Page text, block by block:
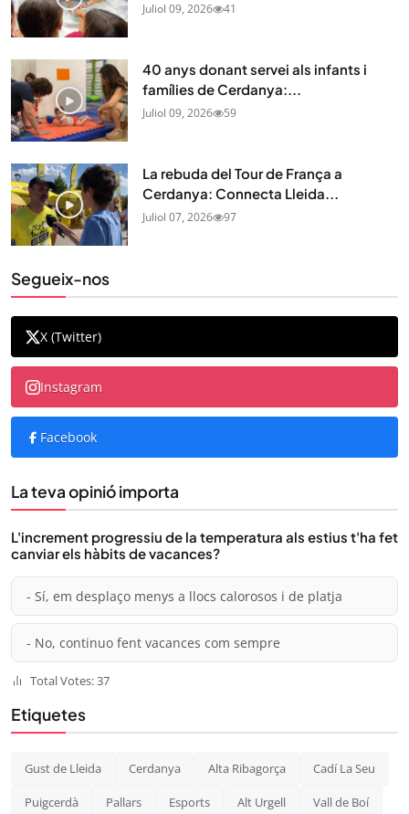
Juliol 09, 2026 41
40 anys donant servei als infants i
famílies de Cerdanya:...
Juliol 09, 2026 59
La rebuda del Tour de França a
Cerdanya: Connecta Lleida...
Juliol 07, 2026 97
Segueix-nos
X (Twitter)
Instagram
Facebook
La teva opinió importa
L'increment progressiu de la temperatura als estius t'ha fet
canviar els hàbits de vacances?
- Sí, em desplaço menys a llocs calorosos i de platja
- No, continuo fent vacances com sempre
Total Votes: 37
Etiquetes
Gust de Lleida Cerdanya Alta Ribagorça Cadí La Seu
Puigcerdà Pallars Esports Alt Urgell Vall de Boí